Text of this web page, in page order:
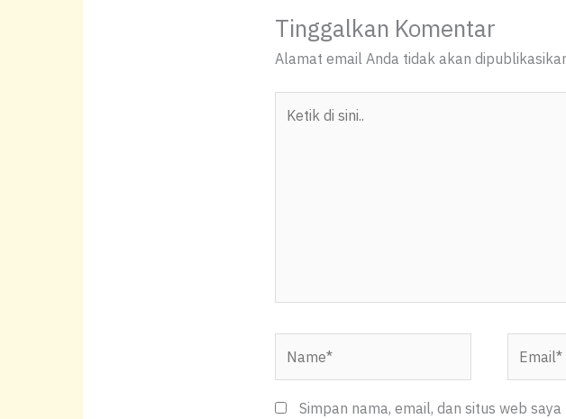
y
Li
k
e
Tinggalkan Komentar
Alamat email Anda tidak akan
Simpan nama, email, dan situs web